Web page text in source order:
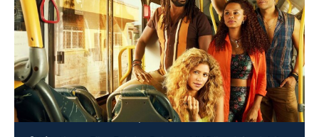
Romantic comedy, Soap
Madalena vislumbra no empreendedorismo um
caminho para um futuro próspero. João almeja um
cargo melhor em uma empresa. Ambos se aproximam
em função de uma fatalidade que muda para sempre
a vida da família de Madalena.
Director: Caetano Caruso, José Luiz Villamarim